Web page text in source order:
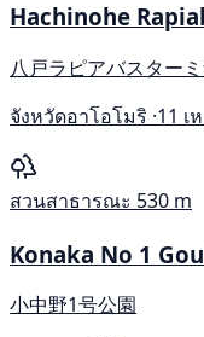
Hachinohe
八戸ラピアバスター
จังหวัดอาโอโมริ ·11 เ
สวนสาธารณะ 530 m
Konaka No 1
小中野1号公園